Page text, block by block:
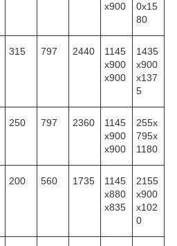
x900
0x15
80
315 797 2440
1145
x900
x900
1435
x900
x137
5
250 797 2360
1145
x900
x900
255x
795x
1180
200 560 1735
1145
x880
x835
2155
x900
x102
0